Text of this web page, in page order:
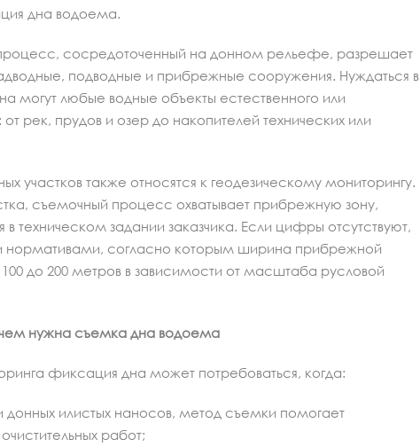
дна водоема.
сосредоточенный на донном рельефе, разрешает
подводные и прибрежные сооружения. Нуждаться в
могут любые водные объекты естественного или
рек, прудов и озер до накопителей технических или
участков также относятся к геодезическому мониторингу.
съемочный процесс охватывает прибрежную зону,
техническом задании заказчика. Если цифры отсутствуют,
нормативами, согласно которым ширина прибрежной
до 200 метров в зависимости от масштаба русловой
нужна съемка дна водоема
фиксация дна может потребоваться, когда:
донных илистых наносов, метод съемки помогает
работ;